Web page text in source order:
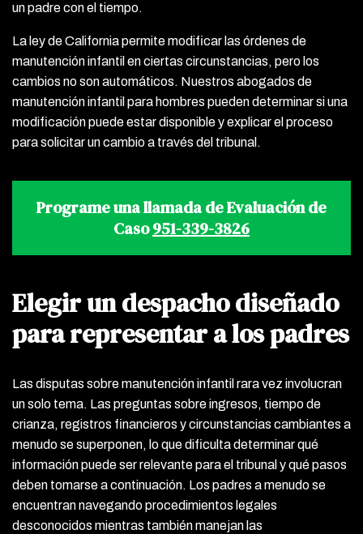
un padre con el tiempo.
La ley de California permite modificar las órdenes de
manutención infantil en ciertas circunstancias, pero los
cambios no son automáticos. Nuestros abogados de
manutención infantil para hombres pueden determinar si una
modificación puede estar disponible y explicar el proceso
para solicitar un cambio a través del tribunal.
Programe una llamada de Evaluación de
Caso951-339-3826
Elegir un despacho diseñado
para representar a los padres
Las disputas sobre manutención infantil rara vez involucran
un solo tema. Las preguntas sobre ingresos, tiempo de
crianza, registros financieros y circunstancias cambiantes a
menudo se superponen, lo que dificulta determinar qué
información puede ser relevante para el tribunal y qué pasos
deben tomarse a continuación. Los padres a menudo se
encuentran navegando procedimientos legales
desconocidos mientras también manejan las